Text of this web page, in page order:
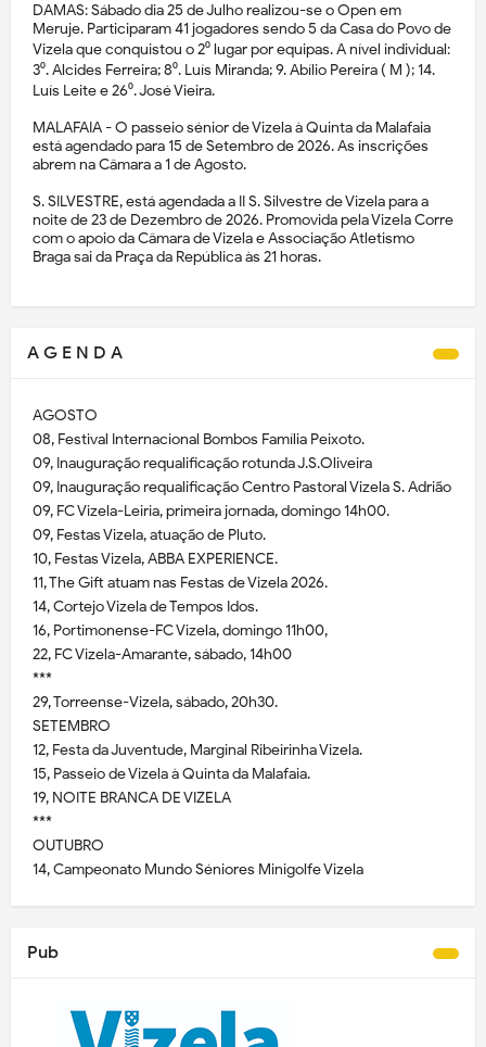
DAMAS: Sábado dia 25 de Julho realizou-se o Open em
Meruje. Participaram 41 jogadores sendo 5 da Casa do Povo de
Vizela que conquistou o 2⁰ lugar por equipas. A nível individual:
3⁰. Alcides Ferreira; 8⁰. Luís Miranda; 9. Abílio Pereira ( M ); 14.
Luís Leite e 26⁰. José Vieira.
MALAFAIA - O passeio sénior de Vizela à Quinta da Malafaia
está agendado para 15 de Setembro de 2026. As inscrições
abrem na Câmara a 1 de Agosto.
S. SILVESTRE, está agendada a II S. Silvestre de Vizela para a
noite de 23 de Dezembro de 2026. Promovida pela Vizela Corre
com o apoio da Câmara de Vizela e Associação Atletismo
Braga sai da Praça da República às 21 horas.
A G E N D A
AGOSTO
08, Festival Internacional Bombos Família Peixoto.
09, Inauguração requalificação rotunda J.S.Oliveira
09, Inauguração requalificação Centro Pastoral Vizela S. Adrião
09, FC Vizela-Leiria, primeira jornada, domingo 14h00.
09, Festas Vizela, atuação de Pluto.
10, Festas Vizela, ABBA EXPERIENCE.
11, The Gift atuam nas Festas de Vizela 2026.
14, Cortejo Vizela de Tempos Idos.
16, Portimonense-FC Vizela, domingo 11h00,
22, FC Vizela-Amarante, sábado, 14h00
***
29, Torreense-Vizela, sábado, 20h30.
SETEMBRO
12, Festa da Juventude, Marginal Ribeirinha Vizela.
15, Passeio de Vizela à Quinta da Malafaia.
19, NOITE BRANCA DE VIZELA
***
OUTUBRO
14, Campeonato Mundo Séniores Minigolfe Vizela
Pub